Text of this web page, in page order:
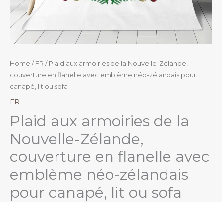
Home / FR / Plaid aux armoiries de la Nouvelle-Zélande,
couverture en flanelle avec emblème néo-zélandais pour
canapé, lit ou sofa
FR
Plaid aux armoiries de la
Nouvelle-Zélande,
couverture en flanelle avec
emblème néo-zélandais
pour canapé, lit ou sofa